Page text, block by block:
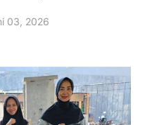
03, 2026